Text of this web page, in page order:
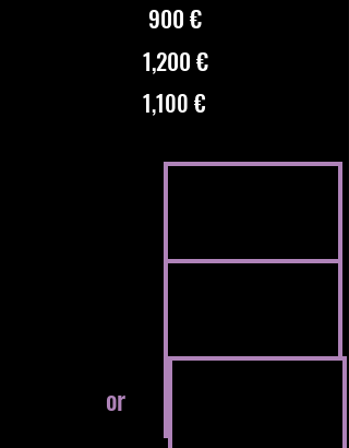
900 €
1,200 €
1,100 €
or